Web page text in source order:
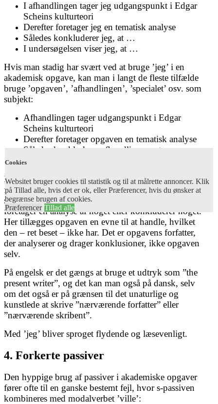
I afhandlingen tager jeg udgangspunkt i Edgar
Scheins kulturteori
Derefter foretager jeg en tematisk analyse
Således konkluderer jeg, at …
I undersøgelsen viser jeg, at …
Hvis man stadig har svært ved at bruge ’jeg’ i en
akademisk opgave, kan man i langt de fleste tilfælde
bruge ’opgaven’, ’afhandlingen’, ’specialet’ osv. som
subjekt:
Afhandlingen tager udgangspunkt i Edgar
Scheins kulturteori
Derefter foretager opgaven en tematisk analyse
Således konkluderer afhandlingen, at …
Undersøgelsen demonstrerer, at …
Det giver dog unægtelig lidt ”unaturlige”
formuleringer, hvorfor ’jeg’ er klart at foretrække. Og
strengt taget er det meningsløst at sige, at opgaven
foretager en analyse af noget eller konkluderer noget.
Her tillægges opgaven en evne til at handle, hvilket
den – ret beset – ikke har. Det er opgavens forfatter,
der analyserer og drager konklusioner, ikke opgaven
selv.
På engelsk er det gængs at bruge et udtryk som ”the
present writer”, og det kan man også på dansk, selv
om det også er på grænsen til det unaturlige og
kunstlede at skrive ”nærværende forfatter” eller
”nærværende skribent”.
Med ’jeg’ bliver sproget flydende og læsevenligt.
4. Forkerte passiver
Den hyppige brug af passiver i akademiske opgaver
fører ofte til en ganske bestemt fejl, hvor s-passiven
kombineres med modalverbet ’ville’:
Cookies
Websitet bruger cookies til statistik og til at målrette annoncer. Klik
på Tillad alle, hvis det er ok, eller Præferencer, hvis du ønsker at
begrænse brugen af cookies.
Præferencer Tillad alle